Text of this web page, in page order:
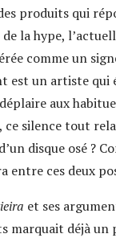
produits qui
la hype,
comme un
est un artiste qui
aux
ce silence tout
disque osé ?
entre ces deux
et ses
marquait déjà un